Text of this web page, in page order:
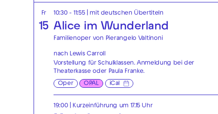
Fr
15
10:30 - 11:55| mit deutschen Übertiteln
Alice im Wunderland
Familienoper von Pierangelo Valtinoni
nach Lewis Carroll
Vorstellung für Schulklassen. Anmeldung bei der
Theaterkasseoder Paula Franke.
Oper OPAL iCal
19:00 | Kurzeinführung um 17.15 Uhr